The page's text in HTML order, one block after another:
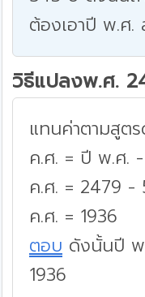
ต้องเอาปี พ.ศ
วิธีแปลงพ.ศ.
แทนค่าตามสูต
ค.ศ. = ปี พ.ศ.
ค.ศ. = 2479 -
ค.ศ. = 1936
ตอบ ดังนั้นปี
1936